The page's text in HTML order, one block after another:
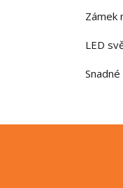
Zámek
LED